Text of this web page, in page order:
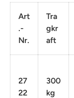
Art
.-
Nr.
Tra
gkr
aft
27
22
300
kg